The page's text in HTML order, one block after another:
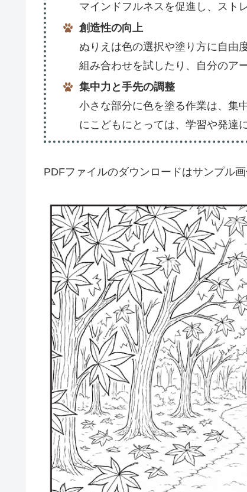
マインドフルネスを促進し、スト
創造性の向上
ぬりえは色の選択や塗り方に自由
組み合わせを試したり、自分のア
集中力と手先の調整
小さな部分に色を塗る作業は、集
にこどもにとっては、学習や発達
PDFファイルのダウンロードはサンプル画